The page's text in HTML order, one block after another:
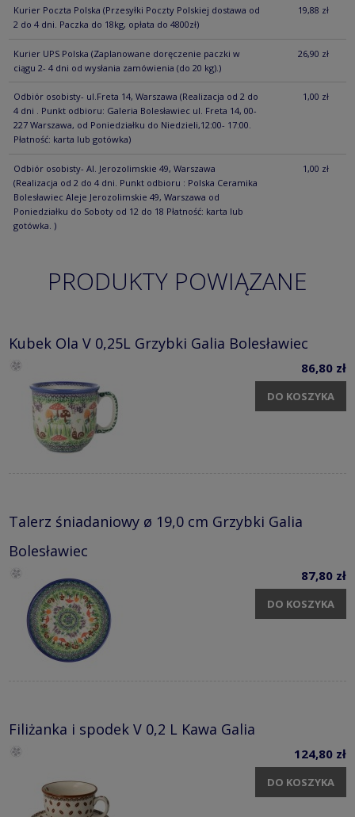
Kurier Poczta Polska (Przesyłki Poczty Polskiej dostawa od
2 do 4 dni. Paczka do 18kg, opłata do 4800zł)
19,88 zł
Kurier UPS Polska (Zaplanowane doręczenie paczki w
ciągu 2- 4 dni od wysłania zamówienia (do 20 kg).)
26,90 zł
Odbiór osobisty- ul.Freta 14, Warszawa (Realizacja od 2 do
4 dni . Punkt odbioru: Galeria Bolesławiec ul. Freta 14, 00-
227 Warszawa, od Poniedziałku do Niedzieli,12:00- 17:00.
Płatność: karta lub gotówka)
1,00 zł
Odbiór osobisty- Al. Jerozolimskie 49, Warszawa
(Realizacja od 2 do 4 dni. Punkt odbioru : Polska Ceramika
Bolesławiec Aleje Jerozolimskie 49, Warszawa od
Poniedziałku do Soboty od 12 do 18 Płatność: karta lub
gotówka. )
1,00 zł
PRODUKTY POWIĄZANE
Kubek Ola V 0,25L Grzybki Galia Bolesławiec
86,80 zł
DO KOSZYKA
Talerz śniadaniowy ø 19,0 cm Grzybki Galia
Bolesławiec
87,80 zł
DO KOSZYKA
Filiżanka i spodek V 0,2 L Kawa Galia
124,80 zł
DO KOSZYKA